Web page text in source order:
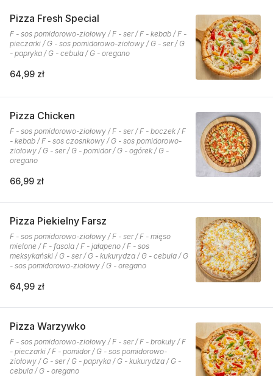
Pizza Fresh Special
F - sos pomidorowo-ziołowy / F - ser / F - kebab / F -
pieczarki / G - sos pomidorowo-ziołowy / G - ser / G
- papryka / G - cebula / G - oregano
64,99 zł
Pizza Chicken
F - sos pomidorowo-ziołowy / F - ser / F - boczek / F
- kebab / F - sos czosnkowy / G - sos pomidorowo-
ziołowy / G - ser / G - pomidor / G - ogórek / G -
oregano
66,99 zł
Pizza Piekielny Farsz
F - sos pomidorowo-ziołowy / F - ser / F - mięso
mielone / F - fasola / F - jałapeno / F - sos
meksykański / G - ser / G - kukurydza / G - cebula / G
- sos pomidorowo-ziołowy / G - oregano
64,99 zł
Pizza Warzywko
F - sos pomidorowo-ziołowy / F - ser / F - brokuły / F
- pieczarki / F - pomidor / G - sos pomidorowo-
ziołowy / G - ser / G - papryka / G - kukurydza / G -
cebula / G - oregano